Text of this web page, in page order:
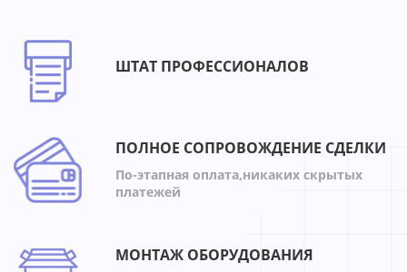
ШТАТ ПРОФЕССИОНАЛОВ
ПОЛНОЕ СОПРОВОЖДЕНИЕ СДЕЛКИ
По-этапная оплата,никаких скрытых
платежей
МОНТАЖ ОБОРУДОВАНИЯ